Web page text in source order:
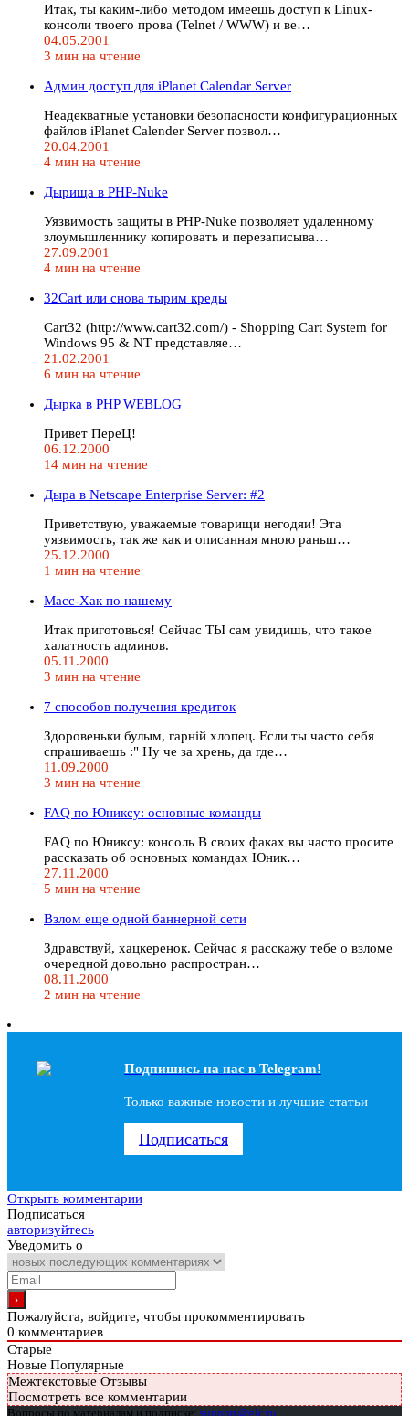
Итак, ты каким-либо методом имеешь доступ к Linux-
консоли твоего прова (Telnet / WWW) и ве…
04.05.2001
3 мин на чтение
Админ доступ для iPlanet Calendar Server
Неадекватные установки безопасности конфигурационных
файлов iPlanet Calender Server позвол…
20.04.2001
4 мин на чтение
Дырища в PHP-Nuke
Уязвимость защиты в PHP-Nuke позволяет удаленному
злоумышленнику копировать и перезаписыва…
27.09.2001
4 мин на чтение
32Cart или снова тырим креды
Cart32 (http://www.cart32.com/) - Shopping Cart System for
Windows 95 & NT представляе…
21.02.2001
6 мин на чтение
Дырка в PHP WEBLOG
Привет ПереЦ!
06.12.2000
14 мин на чтение
Дыра в Netscape Enterprise Server: #2
Приветствую, уважаемые товарищи негодяи! Эта
уязвимость, так же как и описанная мною раньш…
25.12.2000
1 мин на чтение
Масс-Хак по нашему
Итак приготовься! Сейчас ТЫ сам увидишь, что такое
халатность админов.
05.11.2000
3 мин на чтение
7 способов получения кредиток
Здоровеньки булым, гарнiй хлопец. Если ты часто себя
спрашиваешь :" Ну че за хрень, да где…
11.09.2000
3 мин на чтение
FAQ по Юниксу: основные команды
FAQ по Юниксу: консоль В своих факах вы часто просите
рассказать об основных командах Юник…
27.11.2000
5 мин на чтение
Взлом еще одной баннерной сети
Здравствуй, хацкеренок. Сейчас я расскажу тебе о взломе
очередной довольно распростран…
08.11.2000
2 мин на чтение
Подпишись на наc в Telegram!
Только важные новости и лучшие статьи
Подписаться
Открыть комментарии
Подписаться
авторизуйтесь
Уведомить о
Пожалуйста, войдите, чтобы прокомментировать
0 комментариев
Старые
Новые Популярные
Межтекстовые Отзывы
Посмотреть все комментарии
Вопросы по материалам и подписке: support@glc.ru